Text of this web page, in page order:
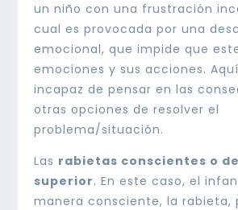
un niño con una frustración
cual es provocada por una
emocional, que impide que
emociones y sus acciones.
incapaz de pensar en las
otras opciones de resolver el
problema/situación.
Las rabietas conscientes o
superior. En este caso, el
manera consciente, la rabieta,